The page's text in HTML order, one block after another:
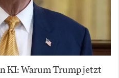
KI: Warum Trump jetzt